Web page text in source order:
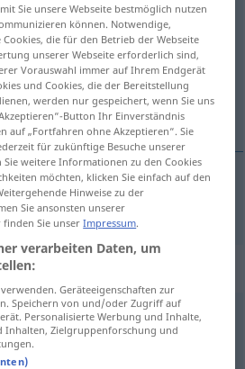
anklicken/antippen)
für "bewilligen"
(fachspr.),gestatten,
,gewähren
Sie unsere Webseite bestmöglich nutzen
können. Notwendige,
die für den Betrieb der Webseite
unserer Webseite erforderlich sind,
Vorauswahl immer auf Ihrem Endgerät
und Cookies, die der Bereitstellung
werden nur gespeichert, wenn Sie uns
Button Ihr Einverständnis
auf „Fortfahren ohne Akzeptieren“. Sie
für zukünftige Besuche unserer
weitere Informationen zu den Cookies
möchten, klicken Sie einfach auf den
Hinweise zu der
Sie ansonsten unserer
finden Sie unserImpressum.
verarbeiten Daten, um
Geräteeigenschaften zur
Speichern von und/oder Zugriff auf
Personalisierte Werbung und Inhalte,
Inhalten, Zielgruppenforschung und